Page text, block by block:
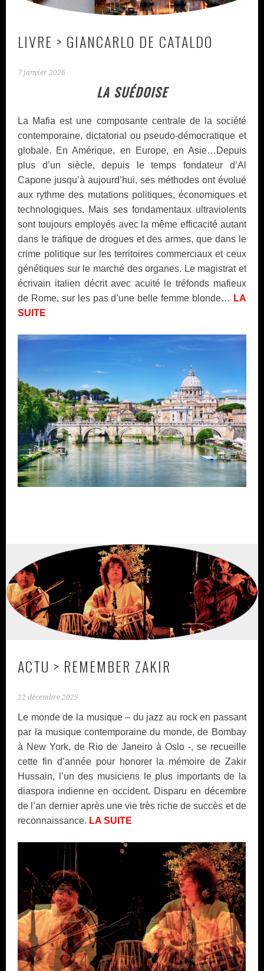
LIVRE > GIANCARLO DE CATALDO
7 janvier 2026
LA SUÉDOISE
La Mafia est une composante centrale de la société
contemporaine, dictatorial ou pseudo-démocratique et
globale. En Amérique, en Europe, en Asie…Depuis
plus d’un siècle, depuis le temps fondateur d’Al
Capone jusqu’à aujourd’hui, ses méthodes ont évolué
aux rythme des mutations politiques, économiques et
technologiques. Mais ses fondamentaux ultraviolents
sont toujours employés avec la même efficacité autant
dans le trafique de drogues et des armes, que dans le
crime politique sur les territoires commerciaux et ceux
génétiques sur le marché des organes. Le magistrat et
écrivain italien décrit avec acuité le tréfonds mafieux
de Rome, sur les pas d’une belle femme blonde… LA
SUITE
ACTU > REMEMBER ZAKIR
22 décembre 2025
Le monde de la musique – du jazz au rock en passant
par la musique contemporaine du monde, de Bombay
à New York, de Rio de Janeiro à Oslo -, se recueille
cette fin d’année pour honorer la mémoire de Zakir
Hussain, l’un des musiciens le plus importants de la
diaspora indienne en occident. Disparu en décembre
de l’an dernier après une vie très riche de succès et de
reconnaissance. LA SUITE